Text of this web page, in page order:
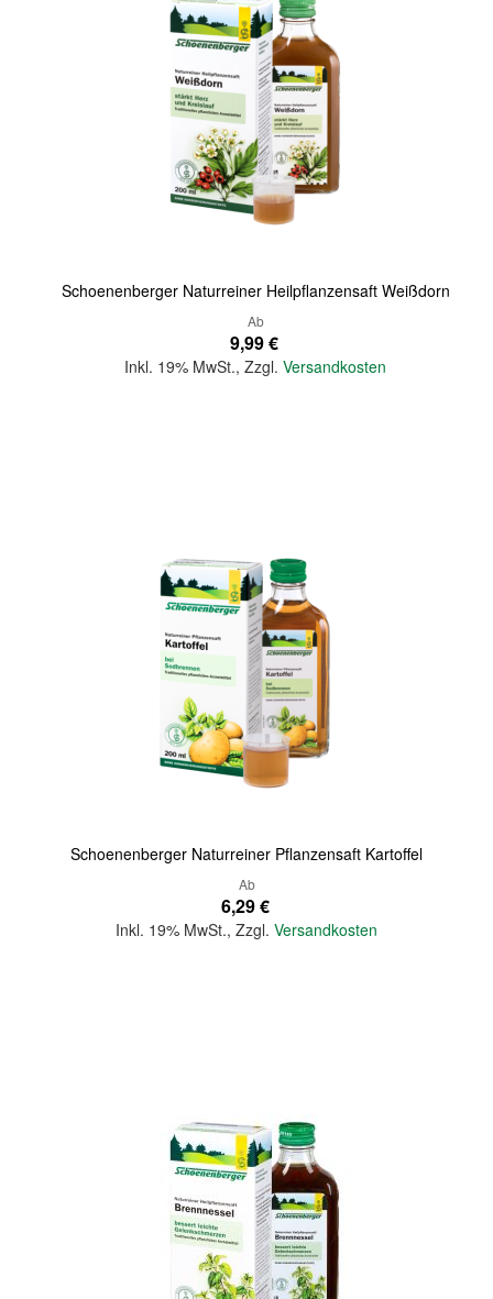
Schoenenberger Naturreiner Heilpflanzensaft Weißdorn
Ab
9,99 €
Inkl. 19% MwSt.,Zzgl.Versandkosten
Schoenenberger Naturreiner Pflanzensaft Kartoffel
Ab
6,29 €
Inkl. 19% MwSt., Zzgl. Versandkosten